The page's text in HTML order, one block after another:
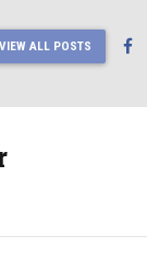
VIEW ALL POSTS